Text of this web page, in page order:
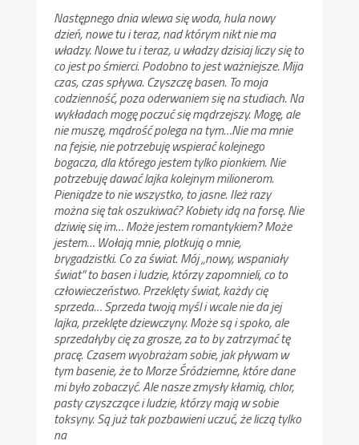
Następnego dnia wlewa się woda, hula nowy
dzień, nowe tu i teraz, nad którym nikt nie ma
władzy. Nowe tu i teraz, u władzy dzisiaj liczy się to
co jest po śmierci. Podobno to jest ważniejsze. Mija
czas, czas spływa. Czyszczę basen. To moja
codzienność, poza oderwaniem się na studiach. Na
wykładach mogę poczuć się mądrzejszy. Mogę, ale
nie muszę, mądrość polega na tym…Nie ma mnie
na fejsie, nie potrzebuję wspierać kolejnego
bogacza, dla którego jestem tylko pionkiem. Nie
potrzebuję dawać lajka kolejnym milionerom.
Pieniądze to nie wszystko, to jasne. Ileż razy
można się tak oszukiwać? Kobiety idą na forsę. Nie
dziwię się im… Może jestem romantykiem? Może
jestem… Wołają mnie, plotkują o mnie,
brygadzistki. Co za świat. Mój „nowy, wspaniały
świat” to basen i ludzie, którzy zapomnieli, co to
człowieczeństwo. Przeklęty świat, każdy cię
sprzeda… Sprzeda twoją myśl i wcale nie da jej
lajka, przeklęte dziewczyny. Może są i spoko, ale
sprzedałyby cię za grosze, za to by zatrzymać tę
pracę. Czasem wyobrażam sobie, jak pływam w
tym basenie, że to Morze Śródziemne, które dane
mi było zobaczyć. Ale nasze zmysły kłamią, chlor,
pasty czyszczące i ludzie, którzy mają w sobie
toksyny. Są już tak pozbawieni uczuć, że liczą tylko
na